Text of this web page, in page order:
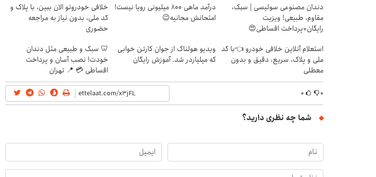
دندان مصنوعی سوئیسی | سبک،
مقاوم، طبیعی! ویزیت
رایگان+پرداخت اقساطی😍
درآمد ماهی 800 میلیونی رویا نیست!
امتحانش مجانیه😉
خلافی خودروتو الان ببین، با پلاک و
کد ملی، بدون نیاز به مراجعه
حضوری
استعلام آنلاین خلافی خودرو 👈با کد
ملی و پلاک، سریع، دقیق و بدون
معطلی
ویدیو هولناک از جوان کارتن خوابی
که میلیاردر شد. آموزش رایگان
🦷 سبک و طبیعی مثل دندان
خودت! نصب آسان و پرداخت
اقساطی 💳 📍 تهران
۰ ۰
شما چه نظری دارید؟